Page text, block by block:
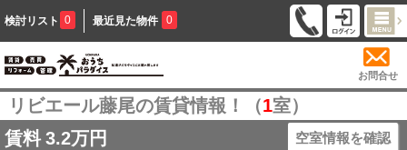
検討リスト 0 最近見た物件 0
お問合せ
リビエール藤尾の賃貸情報！（1室）
賃料 3.2万円 空室情報を確認